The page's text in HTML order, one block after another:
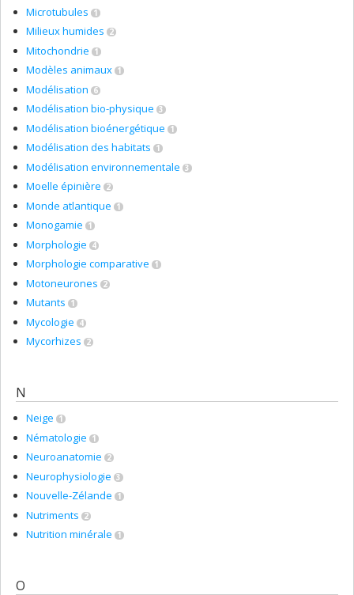
Microtubules 1
Milieux humides 2
Mitochondrie 1
Modèles animaux 1
Modélisation 6
Modélisation bio-physique 3
Modélisation bioénergétique 1
Modélisation des habitats 1
Modélisation environnementale 3
Moelle épinière 2
Monde atlantique 1
Monogamie 1
Morphologie 4
Morphologie comparative 1
Motoneurones 2
Mutants 1
Mycologie 4
Mycorhizes 2
N
Neige 1
Nématologie 1
Neuroanatomie 2
Neurophysiologie 3
Nouvelle-Zélande 1
Nutriments 2
Nutrition minérale 1
O